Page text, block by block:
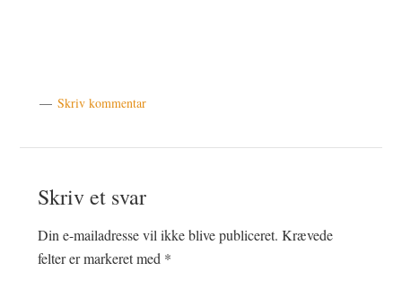
Skriv kommentar
Skriv et svar
Din e-mailadresse vil ikke blive publiceret. Krævede
felter er markeret med *